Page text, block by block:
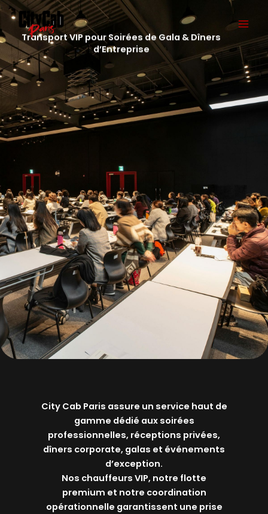
Aller
contenuTransport VIP pour Soirées de Gala & Dîners
d’Entreprise
City Cab Paris assure un service haut de
gamme dédié aux soirées
professionnelles, réceptions privées,
dîners corporate, galas et événements
d’exception.
Nos chauffeurs VIP, notre flotte
premium et notre coordination
opérationnelle garantissent une prise